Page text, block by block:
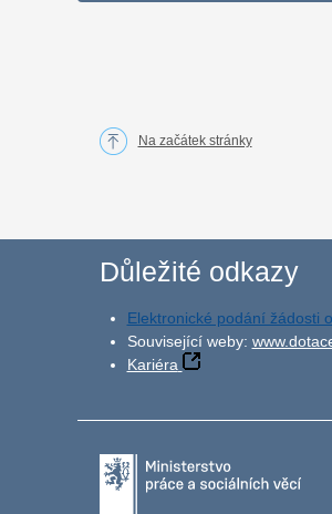
Na začátek stránky
Důležité odkazy
Elektronické podání žádosti
Související weby:
Kariéra